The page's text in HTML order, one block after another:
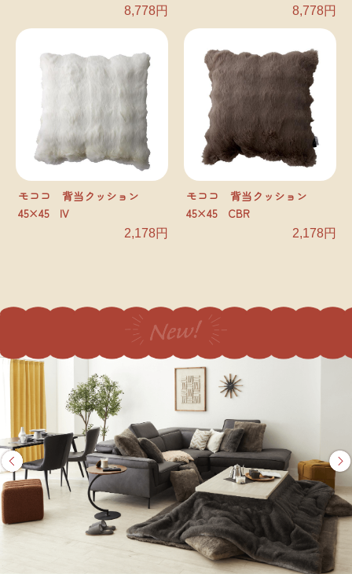
8,778円 8,778円
モココ 背当クッション
45×45 IV
2,178円
モココ 背当クッション
45×45 CBR
2,178円